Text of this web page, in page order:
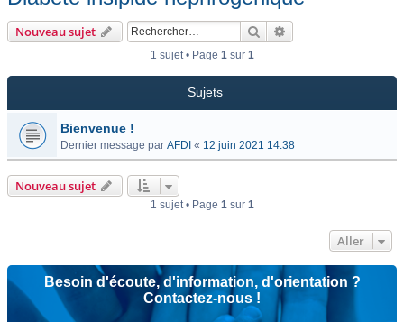
Nouveau sujet Rechercher
1 sujet • Page 1sur 1
Sujets
Bienvenue !
Dernier message par AFDI « 12 juin 2021 14:38
Nouveau sujet
1 sujet • Page 1sur 1
Aller
Besoin d'écoute, d'information, d'orientation ?
Contactez-nous !